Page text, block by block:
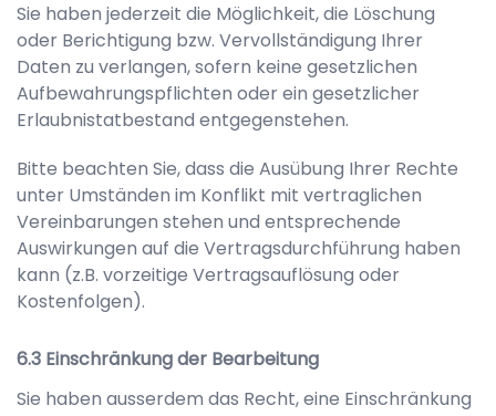
Sie haben jederzeit die Möglichkeit, die Löschung
oder Berichtigung bzw. Vervollständigung Ihrer
Daten zu verlangen, sofern keine gesetzlichen
Aufbewahrungspflichten oder ein gesetzlicher
Erlaubnistatbestand entgegenstehen.
Bitte beachten Sie, dass die Ausübung Ihrer Rechte
unter Umständen im Konflikt mit vertraglichen
Vereinbarungen stehen und entsprechende
Auswirkungen auf die Vertragsdurchführung haben
kann (z.B. vorzeitige Vertragsauflösung oder
Kostenfolgen).
Einschränkung der Bearbeitung
Sie haben ausserdem das Recht, eine Einschränkung